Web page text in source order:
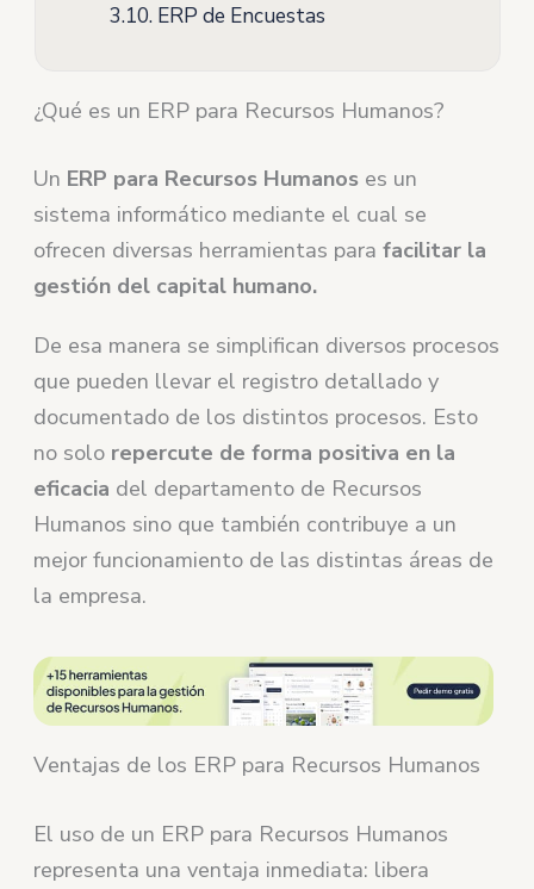
3.10.ERP de Encuestas
¿Qué es un ERP para Recursos Humanos?
Un ERP para Recursos Humanos es un
sistema informático mediante el cual se
ofrecen diversas herramientas parafacilitar la
gestión del capital humano.
De esa manera se simplifican diversos procesos
que pueden llevar el registro detallado y
documentado de los distintos procesos. Esto
no solo repercute de forma positiva en la
eficacia del departamento de Recursos
Humanos sino que también contribuye a un
mejor funcionamiento de las distintas áreas de
la empresa.
Ventajas de los ERP para Recursos Humanos
El uso de un ERP para Recursos Humanos
representa una ventaja inmediata: libera